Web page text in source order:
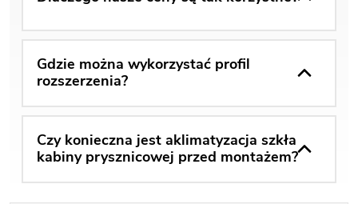
Gdzie można wykorzystać profil
rozszerzenia?
Czy konieczna jest aklimatyzacja szkła
kabiny prysznicowej przed montażem?